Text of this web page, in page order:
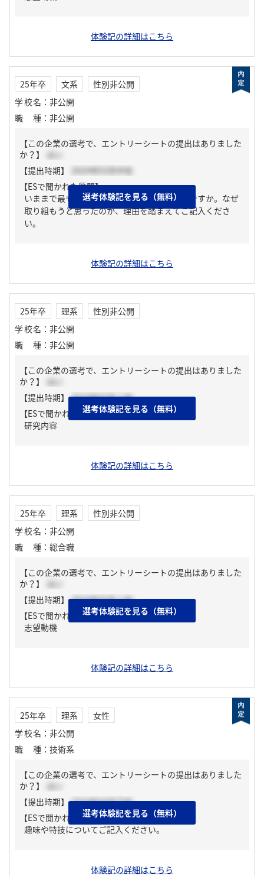
体験記の詳細はこちら
25年卒 文系
性別非公開
学校名 ： 非公開
職種 ： 非公開
【この企業の選考で、エントリーシートの提出はありました
か？】
はい
【提出時期】
2024年03月中旬
【ESで聞かれた質問】
いままで最も力を入れて取り組んだことは何ですか。なぜ
取り組もうと思ったのか、理由を踏まえてご記入くださ
い。
体験記の詳細はこちら
選考体験記を見る（無料）
25年卒 理系
性別非公開
学校名 ： 非公開
職種 ： 非公開
【この企業の選考で、エントリーシートの提出はありました
か？】
はい
【提出時期】 2024年03月上旬
【ESで聞かれた質問】
研究内容
体験記の詳細はこちら
選考体験記を見る（無料）
25年卒 理系
性別非公開
学校名 ： 非公開
職種 ： 総合職
【この企業の選考で、エントリーシートの提出はありました
か？】
はい
【提出時期】 2024年03月上旬
【ESで聞かれた質問】
志望動機
体験記の詳細はこちら
選考体験記を見る（無料）
25年卒 理系
女性
学校名 ： 非公開
職種 ： 技術系
【この企業の選考で、エントリーシートの提出はありました
か？】
はい
【提出時期】 2024年04月下旬
【ESで聞かれた質問】
趣味や特技についてご記入ください。
体験記の詳細はこちら
選考体験記を見る（無料）